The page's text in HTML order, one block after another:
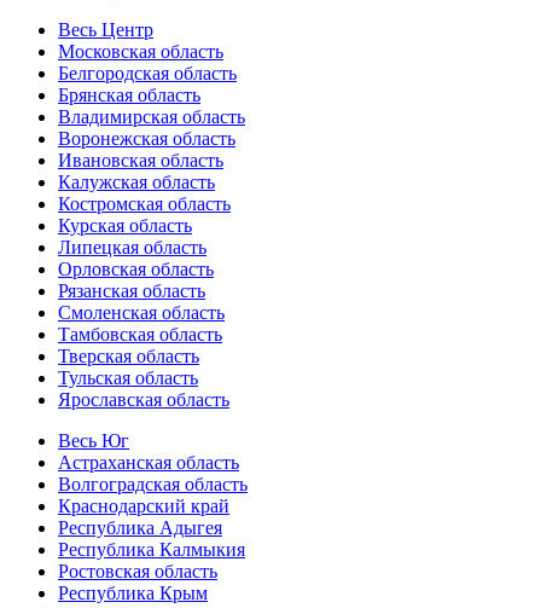
Весь Центр
Московская область
Белгородская область
Брянская область
Владимирская область
Воронежская область
Ивановская область
Калужская область
Костромская область
Курская область
Липецкая область
Орловская область
Рязанская область
Смоленская область
Тамбовская область
Тверская область
Тульская область
Ярославская область
Весь Юг
Астраханская область
Волгоградская область
Краснодарский край
Республика Адыгея
Республика Калмыкия
Ростовская область
Республика Крым